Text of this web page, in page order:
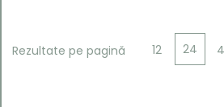
Rezultate pe pagină 12 24
după